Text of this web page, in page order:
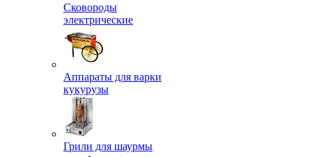
Сковороды
электрические
Аппараты для варки
кукурузы
Грили для шаурмы